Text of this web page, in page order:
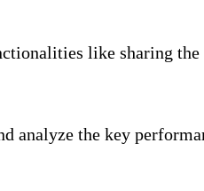
like sharing
analyze the key